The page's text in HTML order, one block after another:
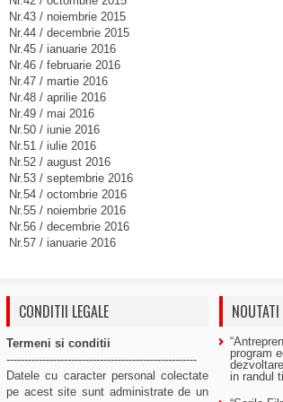
Nr.43 / noiembrie 2015
Nr.44 / decembrie 2015
Nr.45 / ianuarie 2016
Nr.46 / februarie 2016
Nr.47 / martie 2016
Nr.48 / aprilie 2016
Nr.49 / mai 2016
Nr.50 / iunie 2016
Nr.51 / iulie 2016
Nr.52 / august 2016
Nr.53 / septembrie 2016
Nr.54 / octombrie 2016
Nr.55 / noiembrie 2016
Nr.56 / decembrie 2016
Nr.57 / ianuarie 2016
CONDITII LEGALE
Termeni si conditii
-----------------------------------------------------
Datele cu caracter personal colectate
pe acest site sunt administrate de un
NOUTATI
program
in randul